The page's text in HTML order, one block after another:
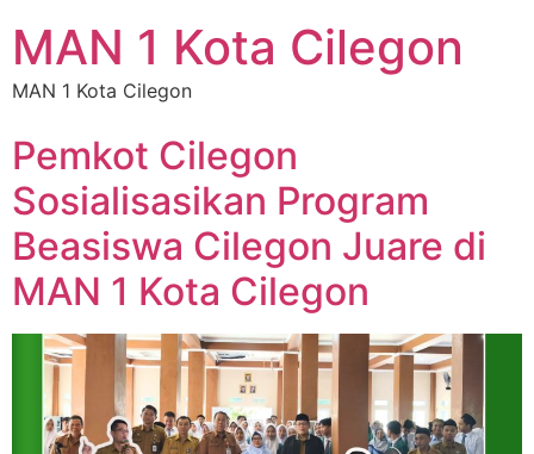
MAN 1 Kota Cilegon
MAN 1 Kota Cilegon
Pemkot Cilegon
Sosialisasikan Program
Beasiswa Cilegon Juare di
MAN 1 Kota Cilegon